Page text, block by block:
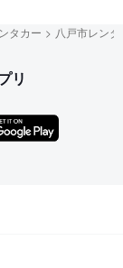
タカー 八戸市レン
リ